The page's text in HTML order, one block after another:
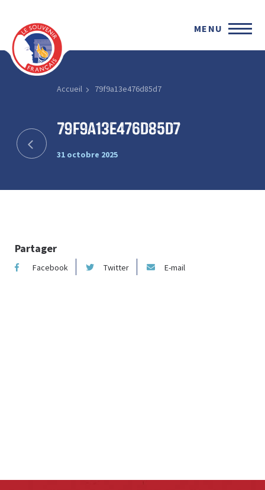
MENU
Accueil 79f9a13e476d85d7
79f9a13e476d85d7
31 octobre 2025
Partager
Facebook Twitter E-mail